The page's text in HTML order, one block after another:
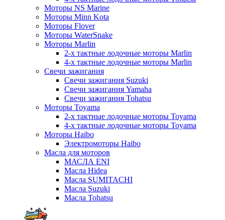
Моторы NS Marine
Моторы Minn Kota
Моторы Flover
Моторы WaterSnake
Моторы Marlin
2-х тактные лодочные моторы Marlin
4-х тактные лодочные моторы Marlin
Свечи зажигания
Свечи зажигания Suzuki
Свечи зажигания Yamaha
Свечи зажигания Tohatsu
Моторы Toyama
2-х тактные лодочные моторы Toyama
4-х тактные лодочные моторы Toyama
Моторы Haibo
Электромоторы Haibo
Масла для моторов
МАСЛА ENI
Масла Hidea
Масла SUMITACHI
Масла Suzuki
Масла Tohatsu